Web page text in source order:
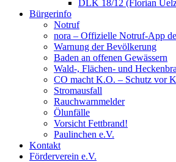
DLK 18/12 (Florian
Bürgerinfo
Notruf
nora – Offizielle Notruf-App
Warnung der Bevölkerung
Baden an offenen Gewässern
Wald-, Flächen- und
CO macht K.O. – Schutz vor
Stromausfall
Rauchwarnmelder
Ölunfälle
Vorsicht Fettbrand!
Paulinchen e.V.
Kontakt
Förderverein e.V.